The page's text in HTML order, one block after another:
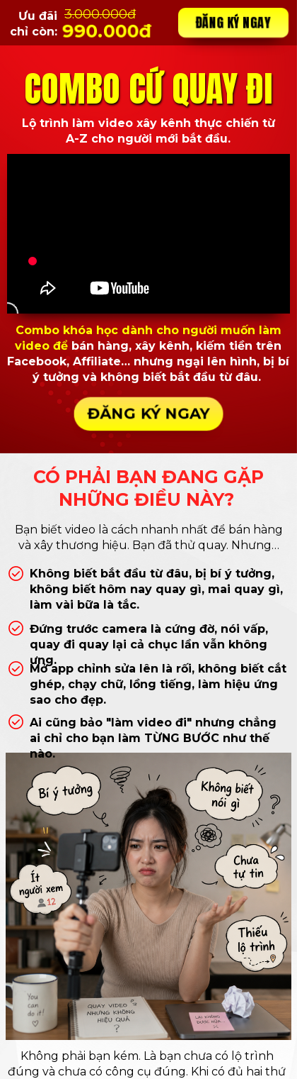
ĐĂNG KÝ NGAY
Ưu đãi
chỉ còn:
3.000.000đ
990.000đ
Combo khóa học dành cho người muốn làm
video để bán hàng, xây kênh, kiếm tiền trên
Facebook, Affiliate… nhưng ngại lên hình, bị bí
ý tưởng và không biết bắt đầu từ đâu.
ĐĂNG KÝ NGAY
Lộ trình làm video xây kênh thực chiến từ
A-Z cho người mới bắt đầu.
COMBO CỨ QUAY ĐI
CÓ PHẢI BẠN ĐANG GẶP
NHỮNG ĐIỀU NÀY?
Bạn biết video là cách nhanh nhất để bán hàng
và xây thương hiệu. Bạn đã thử quay. Nhưng…
Không biết bắt đầu từ đâu, bị bí ý tưởng,
không biết hôm nay quay gì, mai quay gì,
làm vài bữa là tắc.
Không phải bạn kém. Là bạn chưa có lộ trình
đúng và chưa có công cụ đúng. Khi có đủ hai thứ
Đứng trước camera là cứng đờ, nói vấp,
quay đi quay lại cả chục lần vẫn không
ưng.
Mở app chỉnh sửa lên là rối, không biết cắt
ghép, chạy chữ, lồng tiếng, làm hiệu ứng
sao cho đẹp.
Ai cũng bảo "làm video đi" nhưng chẳng
ai chỉ cho bạn làm TỪNG BƯỚC như thế
nào.